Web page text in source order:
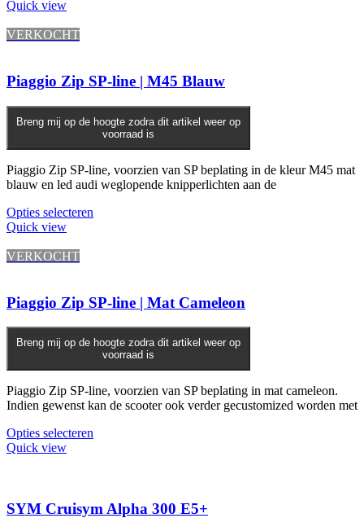
Quick view
VERKOCHT
Piaggio Zip SP-line | M45 Blauw
Breng mij op de hoogte zodra dit artikel weer op
voorraad is
Piaggio Zip SP-line, voorzien van SP beplating in de kleur M45 mat
blauw en led audi weglopende knipperlichten aan de
Opties selecteren
Quick view
VERKOCHT
Piaggio Zip SP-line | Mat Cameleon
Breng mij op de hoogte zodra dit artikel weer op
voorraad is
Piaggio Zip SP-line, voorzien van SP beplating in mat cameleon.
Indien gewenst kan de scooter ook verder gecustomized worden met
Opties selecteren
Quick view
SYM Cruisym Alpha 300 E5+